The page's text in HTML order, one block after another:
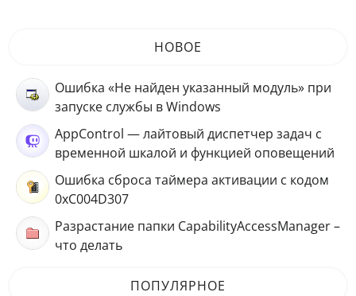
НОВОЕ
Ошибка «Не найден указанный модуль» при
запуске службы в Windows
AppControl — лайтовый диспетчер задач с
временной шкалой и функцией оповещений
Ошибка сброса таймера активации с кодом
0xC004D307
Разрастание папки CapabilityAccessManager –
что делать
ПОПУЛЯРНОЕ